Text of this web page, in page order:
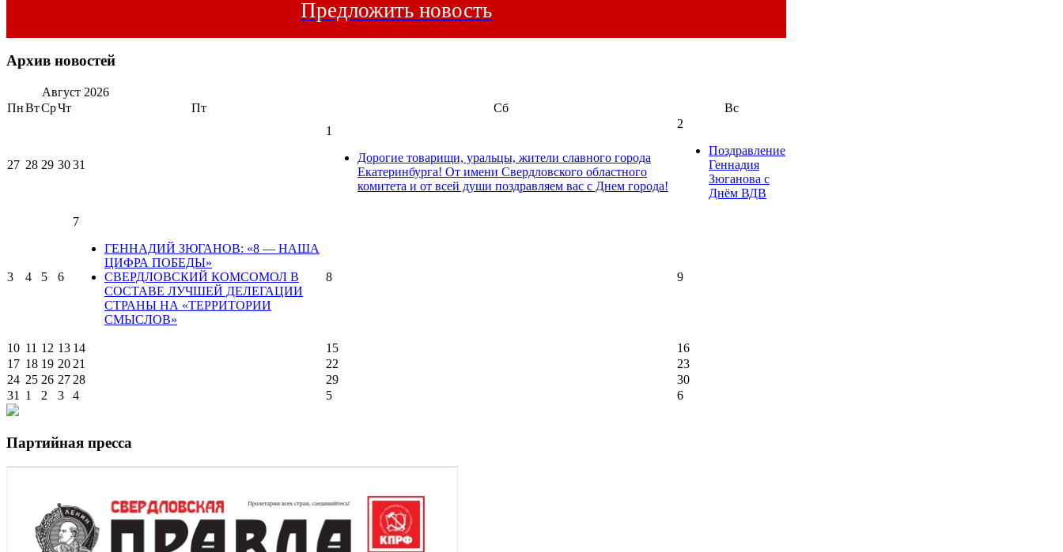
Предложить новость
Архив новостей
Август 2026
ПнВтСрЧт Пт Сб Вс
27 28 29 3031
1
Дорогие товарищи, уральцы, жители славного города
Екатеринбурга! От имени Свердловского областного
комитета и от всей души поздравляем вас с Днем города!
2
Поздравление
Геннадия
Зюганова с
Днём ВДВ
3 4 5 6
7
ГЕННАДИЙ ЗЮГАНОВ: «8 — НАША
ЦИФРА ПОБЕДЫ»
СВЕРДЛОВСКИЙ КОМСОМОЛ В
СОСТАВЕ ЛУЧШЕЙ ДЕЛЕГАЦИИ
СТРАНЫ НА «ТЕРРИТОРИИ
СМЫСЛОВ»
8 9
10 11 12 13 14 15
16
17 18 19 20 21 22
23
24 25 26 27 28 29
30
31
1 2 3 4 5 6
Партийная пресса